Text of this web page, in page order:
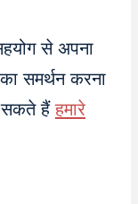
से अपना
समर्थन करना
सकते हैंहमारे